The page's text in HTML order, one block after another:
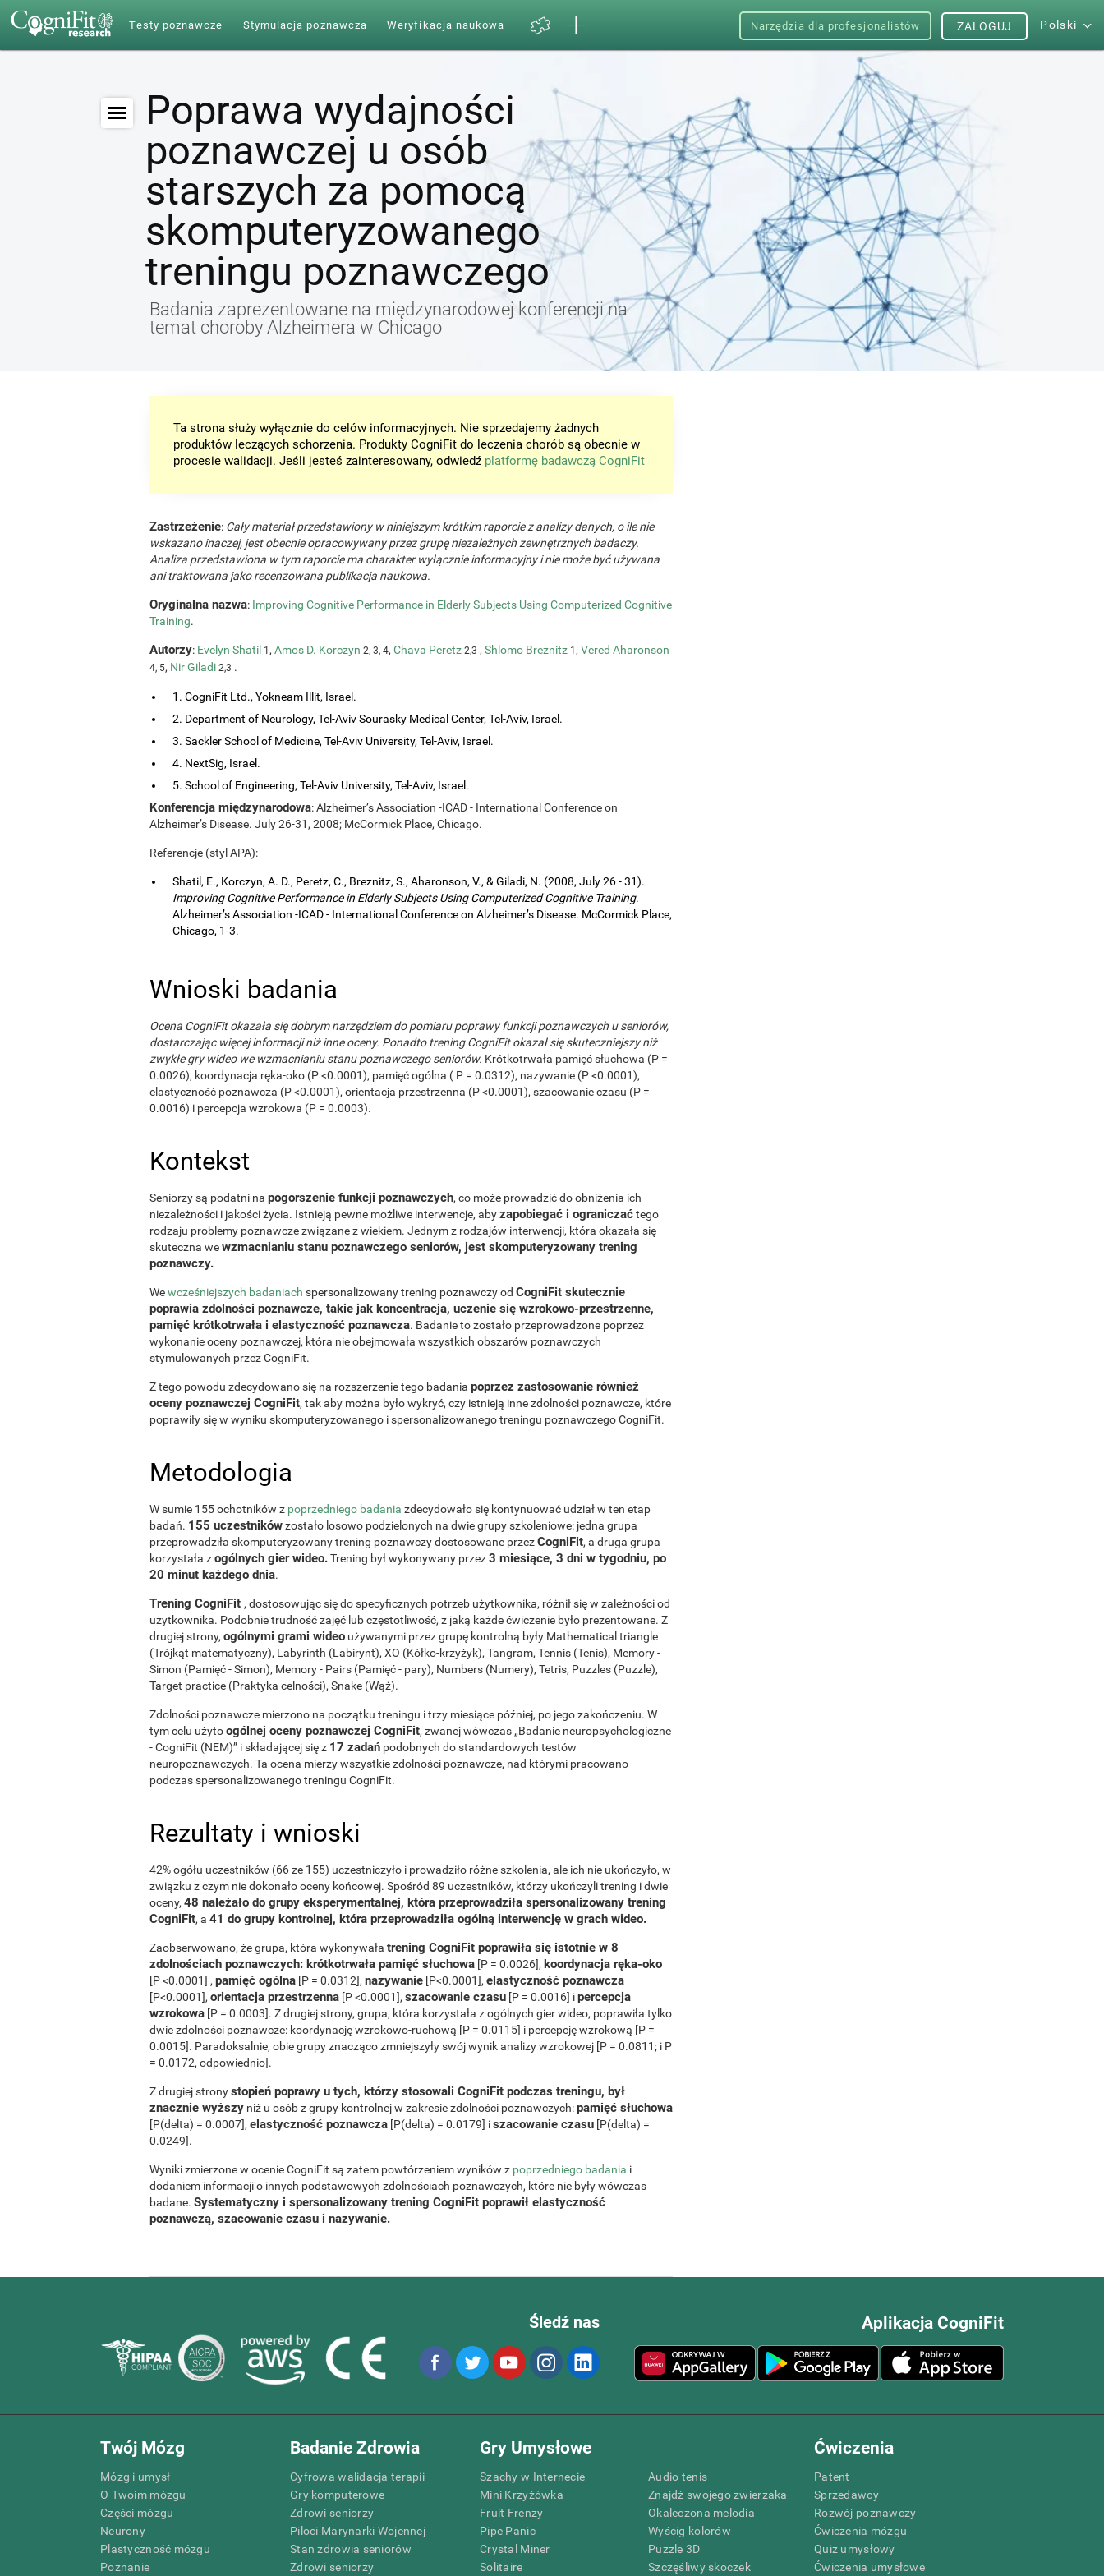
Testy poznawcze Stymulacja poznawcza Weryfikacja naukowa Narzędzia dla profesjonalistów Polski
ZALOGUJ
Poprawa wydajności
poznawczej u osób
starszych za pomocą
skomputeryzowanego
treningu poznawczego
Badania zaprezentowane na międzynarodowej konferencji na
temat choroby Alzheimera w Chicago
Ta strona służy wyłącznie do celów informacyjnych. Nie sprzedajemy żadnych
produktów leczących schorzenia. Produkty CogniFit do leczenia chorób są obecnie w
procesie walidacji. Jeśli jesteś zainteresowany, odwiedź platformę badawczą CogniFit
Zastrzeżenie: Cały materiał przedstawiony w niniejszym krótkim raporcie z analizy danych, o ile nie
wskazano inaczej, jest obecnie opracowywany przez grupę niezależnych zewnętrznych badaczy.
Analiza przedstawiona w tym raporcie ma charakter wyłącznie informacyjny i nie może być używana
ani traktowana jako recenzowana publikacja naukowa.
Oryginalna nazwa: Improving Cognitive Performance in Elderly Subjects Using Computerized Cognitive
Training.
Autorzy: Evelyn Shatil 1 , Amos D. Korczyn 2, 3, 4, Chava Peretz 2,3 , Shlomo Breznitz 1 , Vered Aharonson
4, 5, Nir Giladi 2,3 .
1. CogniFit Ltd., Yokneam Illit, Israel.
2. Department of Neurology, Tel-Aviv Sourasky Medical Center, Tel-Aviv, Israel.
3. Sackler School of Medicine, Tel-Aviv University, Tel-Aviv, Israel.
4. NextSig, Israel.
5. School of Engineering, Tel-Aviv University, Tel-Aviv, Israel.
Konferencja międzynarodowa: Alzheimer’s Association -ICAD - International Conference on
Alzheimer’s Disease. July 26-31, 2008; McCormick Place, Chicago.
Referencje (styl APA):
Shatil, E., Korczyn, A. D., Peretz, C., Breznitz, S., Aharonson, V., & Giladi, N. (2008, July 26 - 31).
Improving Cognitive Performance in Elderly Subjects Using Computerized Cognitive Training.
Alzheimer’s Association -ICAD - International Conference on Alzheimer’s Disease. McCormick Place,
Chicago, 1-3.
Wnioski badania
Ocena CogniFit okazała się dobrym narzędziem do pomiaru poprawy funkcji poznawczych u seniorów,
dostarczając więcej informacji niż inne oceny. Ponadto trening CogniFit okazał się skuteczniejszy niż
zwykłe gry wideo we wzmacnianiu stanu poznawczego seniorów. Krótkotrwała pamięć słuchowa (P =
0.0026), koordynacja ręka-oko (P <0.0001), pamięć ogólna ( P = 0.0312), nazywanie (P <0.0001),
elastyczność poznawcza (P <0.0001), orientacja przestrzenna (P <0.0001), szacowanie czasu (P =
0.0016) i percepcja wzrokowa (P = 0.0003).
Kontekst
Seniorzy są podatni na pogorszenie funkcji poznawczych, co może prowadzić do obniżenia ich
niezależności i jakości życia. Istnieją pewne możliwe interwencje, abyzapobiegać i ograniczaćtego
rodzaju problemy poznawcze związane z wiekiem. Jednym z rodzajów interwencji, która okazała się
skuteczna wewzmacnianiu stanu poznawczego seniorów, jest skomputeryzowany trening
poznawczy.
Wewcześniejszych badaniach spersonalizowany trening poznawczy od CogniFit skutecznie
poprawia zdolności poznawcze, takie jak koncentracja, uczenie się wzrokowo-przestrzenne,
pamięć krótkotrwała i elastyczność poznawcza. Badanie to zostało przeprowadzone poprzez
wykonanie oceny poznawczej, która nie obejmowała wszystkich obszarów poznawczych
stymulowanych przez CogniFit.
Z tego powodu zdecydowano się na rozszerzenie tego badania poprzez zastosowanie również
oceny poznawczej CogniFit, tak aby można było wykryć, czy istnieją inne zdolności poznawcze, które
poprawiły się w wyniku skomputeryzowanego i spersonalizowanego treningu poznawczego CogniFit.
Metodologia
W sumie 155 ochotników z poprzedniego badania zdecydowało się kontynuować udział w ten etap
badań. 155 uczestnikówzostało losowo podzielonych na dwie grupy szkoleniowe: jedna grupa
przeprowadziła skomputeryzowany trening poznawczy dostosowane przezCogniFit, a druga grupa
korzystała zogólnych gier wideo.Trening był wykonywany przez3 miesiące, 3 dni w tygodniu, po
20 minut każdego dnia.
Trening CogniFit , dostosowując się do specyficznych potrzeb użytkownika, różnił się w zależności od
użytkownika. Podobnie trudność zajęć lub częstotliwość, z jaką każde ćwiczenie było prezentowane. Z
drugiej strony, ogólnymi grami wideo używanymi przez grupę kontrolną były Mathematical triangle
(Trójkąt matematyczny), Labyrinth (Labirynt), XO (Kółko-krzyżyk), Tangram, Tennis (Tenis), Memory -
Simon (Pamięć - Simon), Memory - Pairs (Pamięć - pary), Numbers (Numery), Tetris, Puzzles (Puzzle),
Target practice (Praktyka celności), Snake (Wąż).
Zdolności poznawcze mierzono na początku treningu i trzy miesiące później, po jego zakończeniu. W
tym celu użytoogólnej oceny poznawczej CogniFit, zwanej wówczas „Badanie neuropsychologiczne
- CogniFit (NEM)” i składającej się z 17 zadań podobnych do standardowych testów
neuropoznawczych. Ta ocena mierzy wszystkie zdolności poznawcze, nad którymi pracowano
podczas spersonalizowanego treningu CogniFit.
Rezultaty i wnioski
42% ogółu uczestników (66 ze 155) uczestniczyło i prowadziło różne szkolenia, ale ich nie ukończyło, w
związku z czym nie dokonało oceny końcowej. Spośród 89 uczestników, którzy ukończyli trening i dwie
oceny, 48 należało do grupy eksperymentalnej, która przeprowadziła spersonalizowany trening
CogniFit, a 41 do grupy kontrolnej, która przeprowadziła ogólną interwencję w grach wideo.
Zaobserwowano, że grupa, która wykonywała trening CogniFit poprawiła się istotnie w 8
zdolnościach poznawczych: krótkotrwała pamięć słuchowa [P = 0.0026], koordynacja ręka-oko
[P <0.0001] , pamięć ogólna [P = 0.0312], nazywanie [P<0.0001], elastyczność poznawcza
[P<0.0001], orientacja przestrzenna [P <0.0001], szacowanie czasu [P = 0.0016] ipercepcja
wzrokowa [P = 0.0003]. Z drugiej strony, grupa, która korzystała z ogólnych gier wideo, poprawiła tylko
dwie zdolności poznawcze: koordynację wzrokowo-ruchową [P = 0.0115] i percepcję wzrokową [P =
0.0015]. Paradoksalnie, obie grupy znacząco zmniejszyły swój wynik analizy wzrokowej [P = 0.0811; i P
= 0.0172, odpowiednio].
Z drugiej stronystopień poprawy u tych, którzy stosowali CogniFit podczas treningu, był
znacznie wyższy niż u osób z grupy kontrolnej w zakresie zdolności poznawczych:pamięć słuchowa
[P(delta) = 0.0007], elastyczność poznawcza [P(delta) = 0.0179] iszacowanie czasu [P(delta) =
0.0249].
Wyniki zmierzone w ocenie CogniFit są zatem powtórzeniem wyników z poprzedniego badania i
dodaniem informacji o innych podstawowych zdolnościach poznawczych, które nie były wówczas
badane. Systematyczny i spersonalizowany trening CogniFit poprawił elastyczność
poznawczą, szacowanie czasu i nazywanie.
Aplikacja CogniFit
Śledź nas
Twój Mózg
Mózg i umysł
O Twoim mózgu
Części mózgu
Neurony
Plastyczność mózgu
Poznanie
Badanie Zdrowia
Cyfrowa walidacja terapii
Gry komputerowe
Zdrowi seniorzy
Piloci Marynarki Wojennej
Stan zdrowia seniorów
Zdrowi seniorzy
Gry Umysłowe
Szachy w Internecie
Mini Krzyżówka
Fruit Frenzy
Pipe Panic
Crystal Miner
Solitaire
Audio tenis
Znajdź swojego zwierzaka
Okaleczona melodia
Wyścig kolorów
Puzzle 3D
Szczęśliwy skoczek
Ćwiczenia
Patent
Sprzedawcy
Rozwój poznawczy
Ćwiczenia mózgu
Quiz umysłowy
Ćwiczenia umysłowe